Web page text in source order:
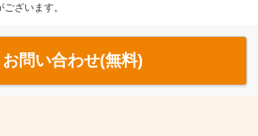
ざいます。
お問い合わせ(無料)